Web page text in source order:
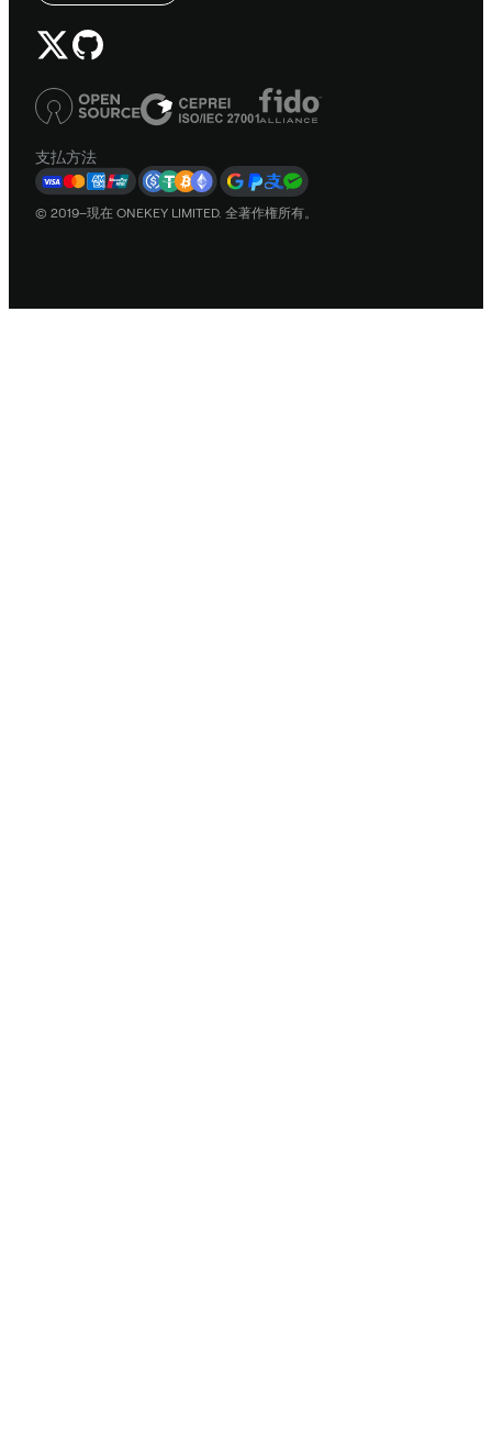
支払方法
© 2019–現在 ONEKEY LIMITED. 全著作権所有。